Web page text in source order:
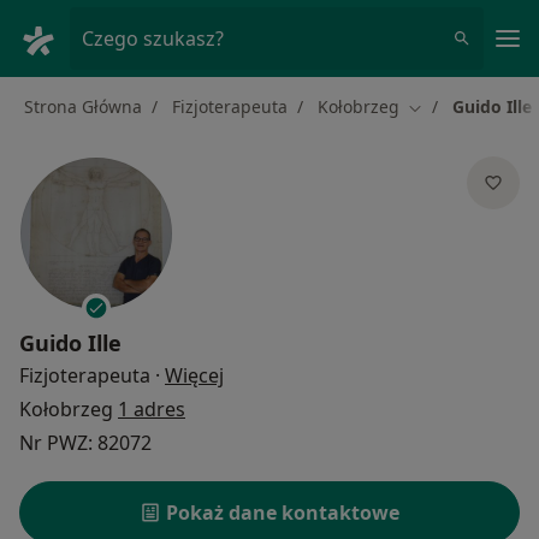
Czego szukasz?
Strona Główna Fizjoterapeuta Kołobrzeg Zmień miasto
Guido Ille
Guido Ille
Fizjoterapeuta · Więcej
Kołobrzeg 1 adres
Nr PWZ: 82072
Pokaż dane kontaktowe